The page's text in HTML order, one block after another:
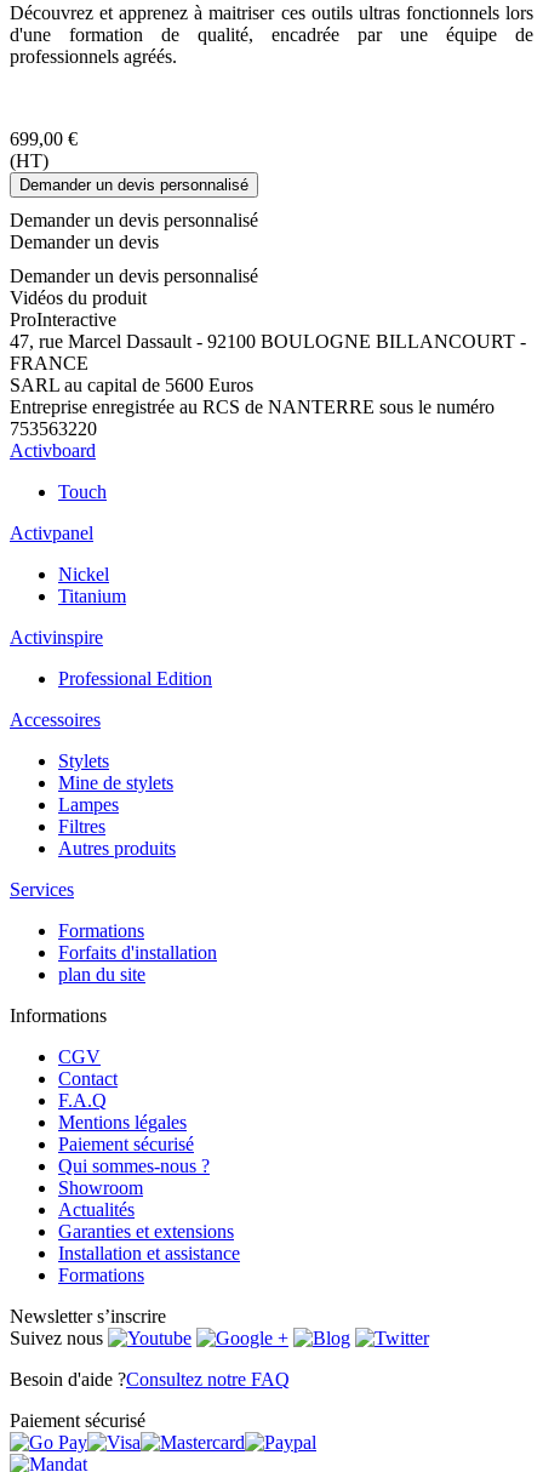
Découvrez et apprenez à maitriser ces outils ultras fonctionnels lors
d'une formation de qualité, encadrée par une équipe de
professionnels agréés.
699,00 €
(HT)
Demander un devis personnalisé
Demander un devis personnalisé
Demander un devis
Demander un devis personnalisé
Vidéos du produit
ProInteractive
47, rue Marcel Dassault - 92100 BOULOGNE BILLANCOURT -
FRANCE
SARL au capital de 5600 Euros
Entreprise enregistrée au RCS de NANTERRE sous le numéro
753563220
Activboard
Touch
Activpanel
Nickel
Titanium
Activinspire
Professional Edition
Accessoires
Stylets
Mine de stylets
Lampes
Filtres
Autres produits
Services
Formations
Forfaits d'installation
plan du site
Informations
CGV
Contact
F.A.Q
Mentions légales
Paiement sécurisé
Qui sommes-nous ?
Showroom
Actualités
Garanties et extensions
Installation et assistance
Formations
Newsletter s’inscrire
Suivez nous
Besoin d'aide ?Consultez notre FAQ
Paiement sécurisé